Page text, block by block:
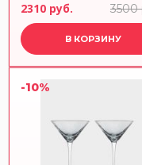
2310 руб. 3500
В КОРЗИНУ
-10%